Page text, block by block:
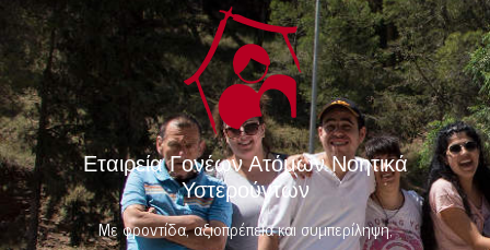
Εταιρεία Γονέων Ατόμων Νοητικά
Υστερούντων
Με φροντίδα, αξιοπρέπεια και συμπερίληψη,